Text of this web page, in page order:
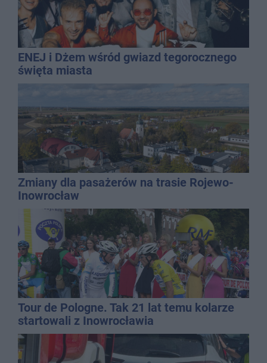
ENEJ i Dżem wśród gwiazd tegorocznego
święta miasta
Zmiany dla pasażerów na trasie Rojewo-
Inowrocław
Tour de Pologne. Tak 21 lat temu kolarze
startowali z Inowrocławia